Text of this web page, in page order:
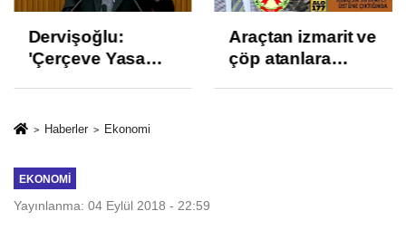
Dervişoğlu:
'Çerçeve Yasa
ve İhanet
Araçtan izmarit ve
çöp atanlara
Haberler Ekonomi
EKONOMI
Yayınlanma: 04 Eylül 2018 - 22:59